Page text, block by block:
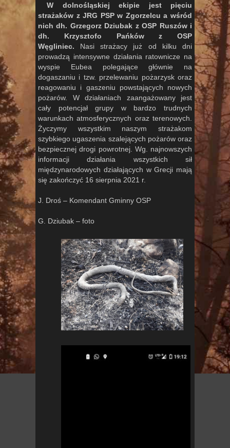
W dolnośląskiej ekipie jest pięciu
strażaków z JRG PSP w Zgorzelcu a wśród
nich dh. Grzegorz Dziubak z OSP Ruszów i
dh. Krzysztofo Pańków z OSP
Węgliniec. Nasi strażacy już od kilku dni
prowadzą intensywne działania ratownicze na
wyspie Eubea polegające głównie na
dogaszaniu i tzw. przelewaniu pożarzysk oraz
reagowaniu i gaszeniu powstających nowych
pożarów. W działaniach zaangażowany jest
cały potencjał grupy w bardzo trudnych
warunkach atmosferycznych oraz terenowych.
Życzymy wszystkim naszym strażakom
szybkiego ugaszenia szalejących pożarów oraz
bezpiecznej drogi powrotnej. Wg. najnowszych
informacji działania wszystkich sił
międzynarodowych działających w Grecji mają
się zakończyć 16 sierpnia 2021 r.
J. Droś – Komendant Gminny OSP
G. Dziubak – foto